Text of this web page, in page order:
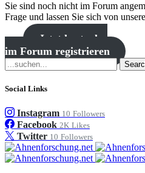
Sie sind noch nicht im Forum
Frage und lassen Sie sich von
Jetzt kostenlos
im Forum registrieren
Social Links
Instagram 10 Followers
Facebook 2K Likes
Twitter 10 Followers